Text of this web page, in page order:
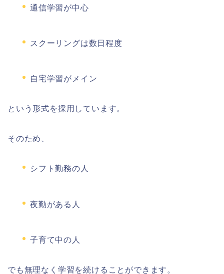
通信学習が中心
スクーリングは数日程度
自宅学習がメイン
という形式を採用しています。
そのため、
シフト勤務の人
夜勤がある人
子育て中の人
でも無理なく学習を続けることができます。